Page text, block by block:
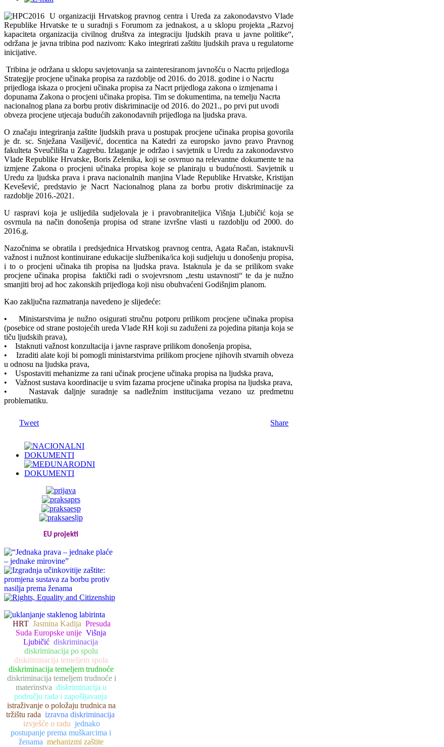
U organizaciji Hrvatskog pravnog centra i Ureda za zakonodavstvo Vlade
Republike Hrvatske te u suradnji s Forumom za jednakost, a u sklopu projekta „Razvoj
kapaciteta organizacija civilnog društva za integraciju ljudskih prava u javne politike“,
održana je javna tribina pod nazivom: Kako integrirati zaštitu ljudskih prava u regulatorne
inicijative.
Tribina je održana u sklopu savjetovanja sa zainteresiranom javnošću o Nacrtu prijedloga
Strategije procjene učinaka propisa za razdoblje od 2016. do 2018. godine i o Nacrtu
prijedloga iskaza o procjeni učinaka propisa za Nacrt prijedloga zakona o izmjenama i
dopunama Zakona o procjeni učinaka propisa. Tim se dokumentima, na temelju Nacrta
nacionalnog plana za borbu protiv diskriminacije od 2016. do 2021., po prvi put uvodi
obveza procjene utjecaja budućih zakonodavnih prijedloga na ljudska prava.
O značaju integriranja zaštite ljudskih prava u postupak procjene učinaka propisa govorila
je dr. sc. Snježana Vasiljević, docentica na Katedri za europsko javno pravo Pravnog
fakulteta Sveučilišta u Zagrebu. Izlaganje je održao i savjetnik u Uredu za zakonodavstvo
Vlade Republike Hrvatske, Boris Zelenika, koji se osvrnuo na relevantne dokumente te na
izmjene Zakona o procjeni učinaka propisa koje se planiraju u budućnosti. Savjetnik u
Uredu za ljudska prava i prava nacionalnih manjina Vlade Republike Hrvatske, Kristijan
Kevešević, predstavio je Nacrt Nacionalnog plana za borbu protiv diskriminacije za
razdoblje 2016.-2021.
U raspravi koja je uslijedila sudjelovala je i pravobraniteljica Višnja Ljubičić koja se
osvrnula na način donošenja propisa od strane izvršne vlasti u razdoblju od 2000. do
2016.g.
Nazočnima se obratila i predsjednica Hrvatskog pravnog centra, Agata Račan, istaknuvši
važnost i nužnost kontinuirane edukacije službenika/ica koji sudjeluju u donošenju propisa,
i to o procjeni učinaka tih propisa na ljudska prava. Istaknula je da se prilikom svake
procjene učinaka propisa faktički radi o svojevrsnom „testu ustavnosti“ te da je nužno
smanjiti broj ad hoc zakonskih prijedloga koji nisu obuhvaćeni Godišnjim planom.
Kao zaključna razmatranja navedeno je slijedeće:
• Ministarstvima je nužno osigurati stručnu potporu prilikom procjene učinaka propisa
(posebice od strane postojećih ureda Vlade RH koji su zaduženi za pojedina pitanja koja se
tiču ljudskih prava),
• Istaknuti važnost konzultacija i javne rasprave prilikom donošenja propisa,
• Izraditi alate koji bi pomogli ministarstvima prilikom procjene njihovih stvarnih obveza
u odnosu na ljudska prava,
• Uspostaviti mehanizme za rani učinak procjene učinaka propisa na ljudska prava,
• Važnost sustava koordinacije u svim fazama procjene učinaka propisa na ljudska prava,
• Nastavak daljnje suradnje sa nadležnim institucijama vezano uz predmetnu
problematiku.
Tweet Share
EU projekti
HRT Jasmina Kadija Presuda
Suda Europske unije Višnja
Ljubičić diskriminacija
diskriminacija po spolu
diskriminacija temeljem spola
diskriminacija temeljem trudnoće
diskriminacija temeljem trudnoće i
materinstva diskriminacija u
području rada i zapošljavanja
istraživanje o položaju trudnica na
tržištu rada izravna diskriminacija
izvješće o radu jednako
postupanje prema muškarcima i
ženama mehanizmi zaštite